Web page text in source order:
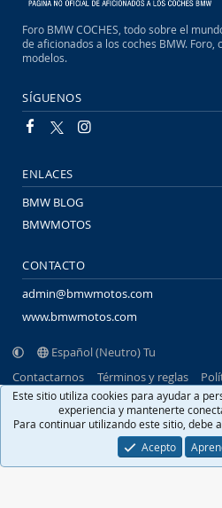
Foro BMW COCHES, todo sobre el
de aficionados a los coches BMW. Foro,
modelos.
SÍGUENOS
ENLACES
BMW BLOG
BMWMOTOS
CONTACTO
admin@bmwmotos.com
www.bmwmotos.com
Español (Neutro) Tu
Contactarnos
Términos y reglas
Portal
R
S
Community platform by XenForo® © 2010-
XenFacil.com. © 2010-2019
Este sitio utiliza cookies para ayudar a
experiencia y mantenerte
Para continuar utilizando este sitio, debe
Acepto